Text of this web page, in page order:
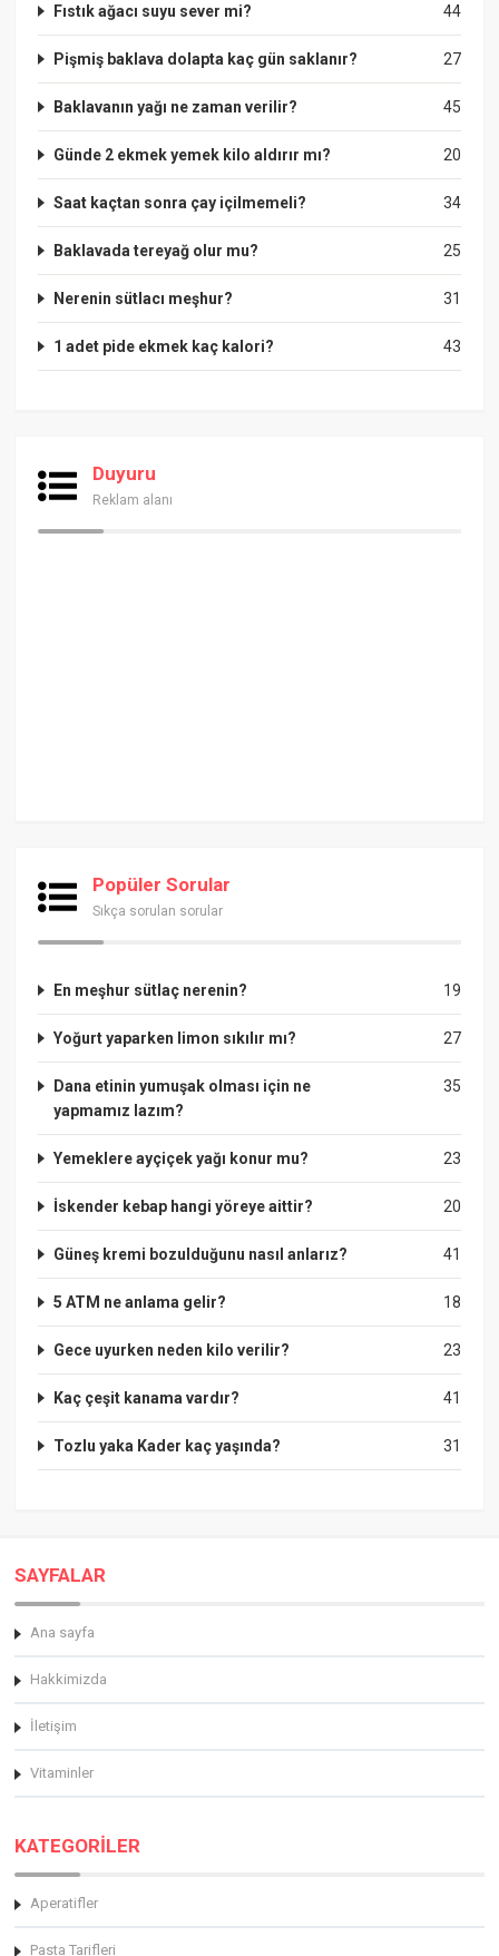
44
Fıstık ağacı suyu sever mi?
27
Pişmiş baklava dolapta kaç gün saklanır?
45
Baklavanın yağı ne zaman verilir?
20
Günde 2 ekmek yemek kilo aldırır mı?
34
Saat kaçtan sonra çay içilmemeli?
25
Baklavada tereyağ olur mu?
31
Nerenin sütlacı meşhur?
43
1 adet pide ekmek kaç kalori?
Duyuru
Reklam alanı
Popüler Sorular
Sıkça sorulan sorular
19
En meşhur sütlaç nerenin?
27
Yoğurt yaparken limon sıkılır mı?
35
Dana etinin yumuşak olması için ne
yapmamız lazım?
23
Yemeklere ayçiçek yağı konur mu?
20
İskender kebap hangi yöreye aittir?
41
Güneş kremi bozulduğunu nasıl anlarız?
18
5 ATM ne anlama gelir?
23
Gece uyurken neden kilo verilir?
41
Kaç çeşit kanama vardır?
31
Tozlu yaka Kader kaç yaşında?
SAYFALAR
Ana sayfa
Hakkimizda
İletişim
Vitaminler
KATEGORİLER
Aperatifler
Pasta Tarifleri